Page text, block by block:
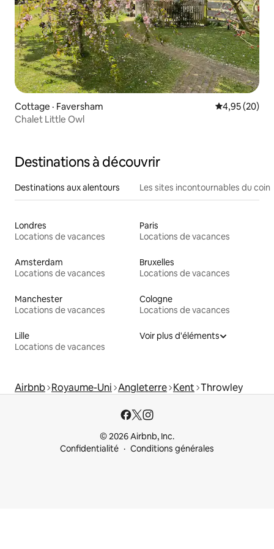
Cottage · Faversham Note
4,95 (20)
Chalet Little Owl
Destinations à découvrir
Destinations aux alentours Les sites incontournables du coin
Londres
Locations de vacances
Paris
Locations de vacances
Amsterdam
Locations de vacances
Bruxelles
Locations de vacances
Manchester
Locations de vacances
Cologne
Locations de vacances
Lille
Locations de vacances
Voir plus d'éléments
Airbnb Royaume-Uni Angleterre Kent Throwley
© 2026 Airbnb, Inc.
Confidentialité
Conditions générales